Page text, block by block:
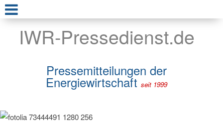
IWR-Pressedienst.de
Pressemitteilungen der
Energiewirtschaft seit 1999